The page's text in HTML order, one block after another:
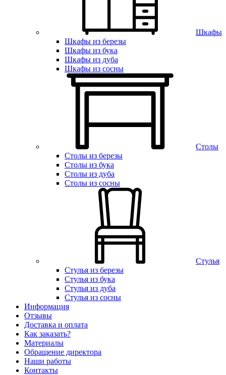
Шкафы
Шкафы из березы
Шкафы из бука
Шкафы из дуба
Шкафы из сосны
Столы
Столы из березы
Столы из бука
Столы из дуба
Столы из сосны
Стулья
Стулья из березы
Стулья из бука
Стулья из дуба
Стулья из сосны
Информация
Отзывы
Доставка и оплата
Как заказать?
Материалы
Обращение директора
Наши работы
Контакты